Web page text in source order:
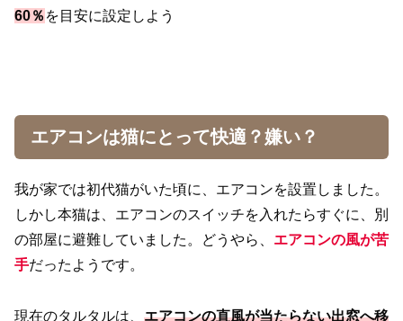
60％ を目安に設定しよう
エアコンは猫にとって快適？嫌い？
我が家では初代猫がいた頃に、エアコンを設置しました。
しかし本猫は、エアコンのスイッチを入れたらすぐに、別
の部屋に避難していました。どうやら、 エアコンの風が苦
手だったようです。
現在のタルタルは、 エアコンの直風が当たらない出窓へ移